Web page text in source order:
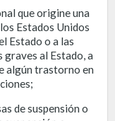
que origine una
Estados Unidos
Estado o a las
graves al Estado, a
algún trastorno en
de suspensión o